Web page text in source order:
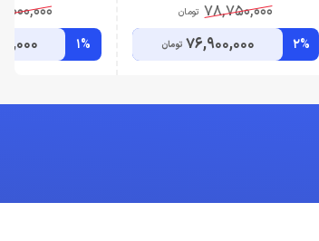
78,750,000 تومان
2%
76,900,000 تومان 1%